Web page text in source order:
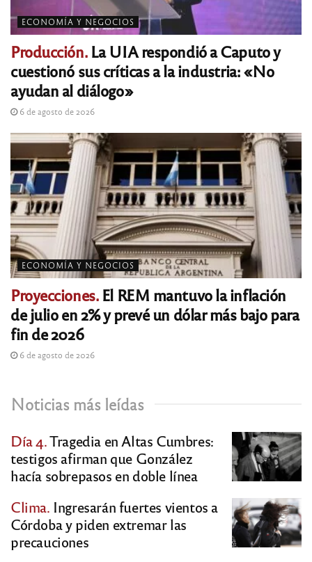
ECONOMÍA Y NEGOCIOS
Producción.La UIA respondió a Caputo y
cuestionó sus críticas a la industria: «No
ayudan al diálogo»
6 de agosto de 2026
ECONOMÍA Y NEGOCIOS
Proyecciones.El REM mantuvo la inflación
de julio en 2% y prevé un dólar más bajo para
fin de 2026
6 de agosto de 2026
Noticias más leídas
Día 4.Tragedia en Altas Cumbres:
testigos afirman que González
hacía sobrepasos en doble línea
Clima. Ingresarán fuertes vientos a
Córdoba y piden extremar las
precauciones